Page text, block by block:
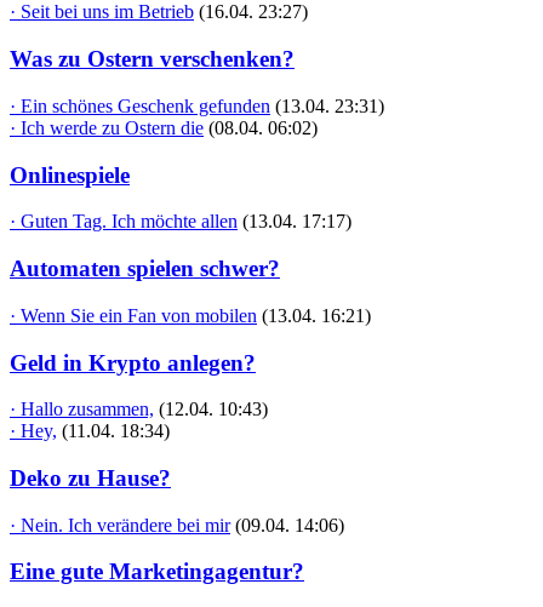
· Seit bei uns im Betrieb (16.04. 23:27)
Was zu Ostern verschenken?
· Ein schönes Geschenk gefunden (13.04. 23:31)
· Ich werde zu Ostern die (08.04. 06:02)
Onlinespiele
· Guten Tag. Ich möchte allen (13.04. 17:17)
Automaten spielen schwer?
· Wenn Sie ein Fan von mobilen (13.04. 16:21)
Geld in Krypto anlegen?
· Hallo zusammen, (12.04. 10:43)
· Hey, (11.04. 18:34)
Deko zu Hause?
· Nein. Ich verändere bei mir (09.04. 14:06)
Eine gute Marketingagentur?